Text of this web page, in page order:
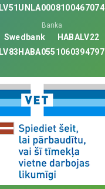
LV51UNLA0008100467074
Banka
Swedbank
HABALV22
LV83HABA0551060394797